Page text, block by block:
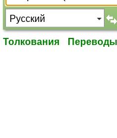
Толкования Переводы